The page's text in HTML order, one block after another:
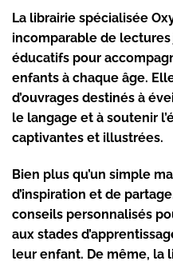
La librairie spécialisée
incomparable de
éducatifs pour
enfants à chaque âge.
d’ouvrages destinés à
le langage et à soutenir
captivantes et illustrées.
Bien plus qu’un simple
d’inspiration et de
conseils personnalisés
aux stades
leur enfant. De même, la